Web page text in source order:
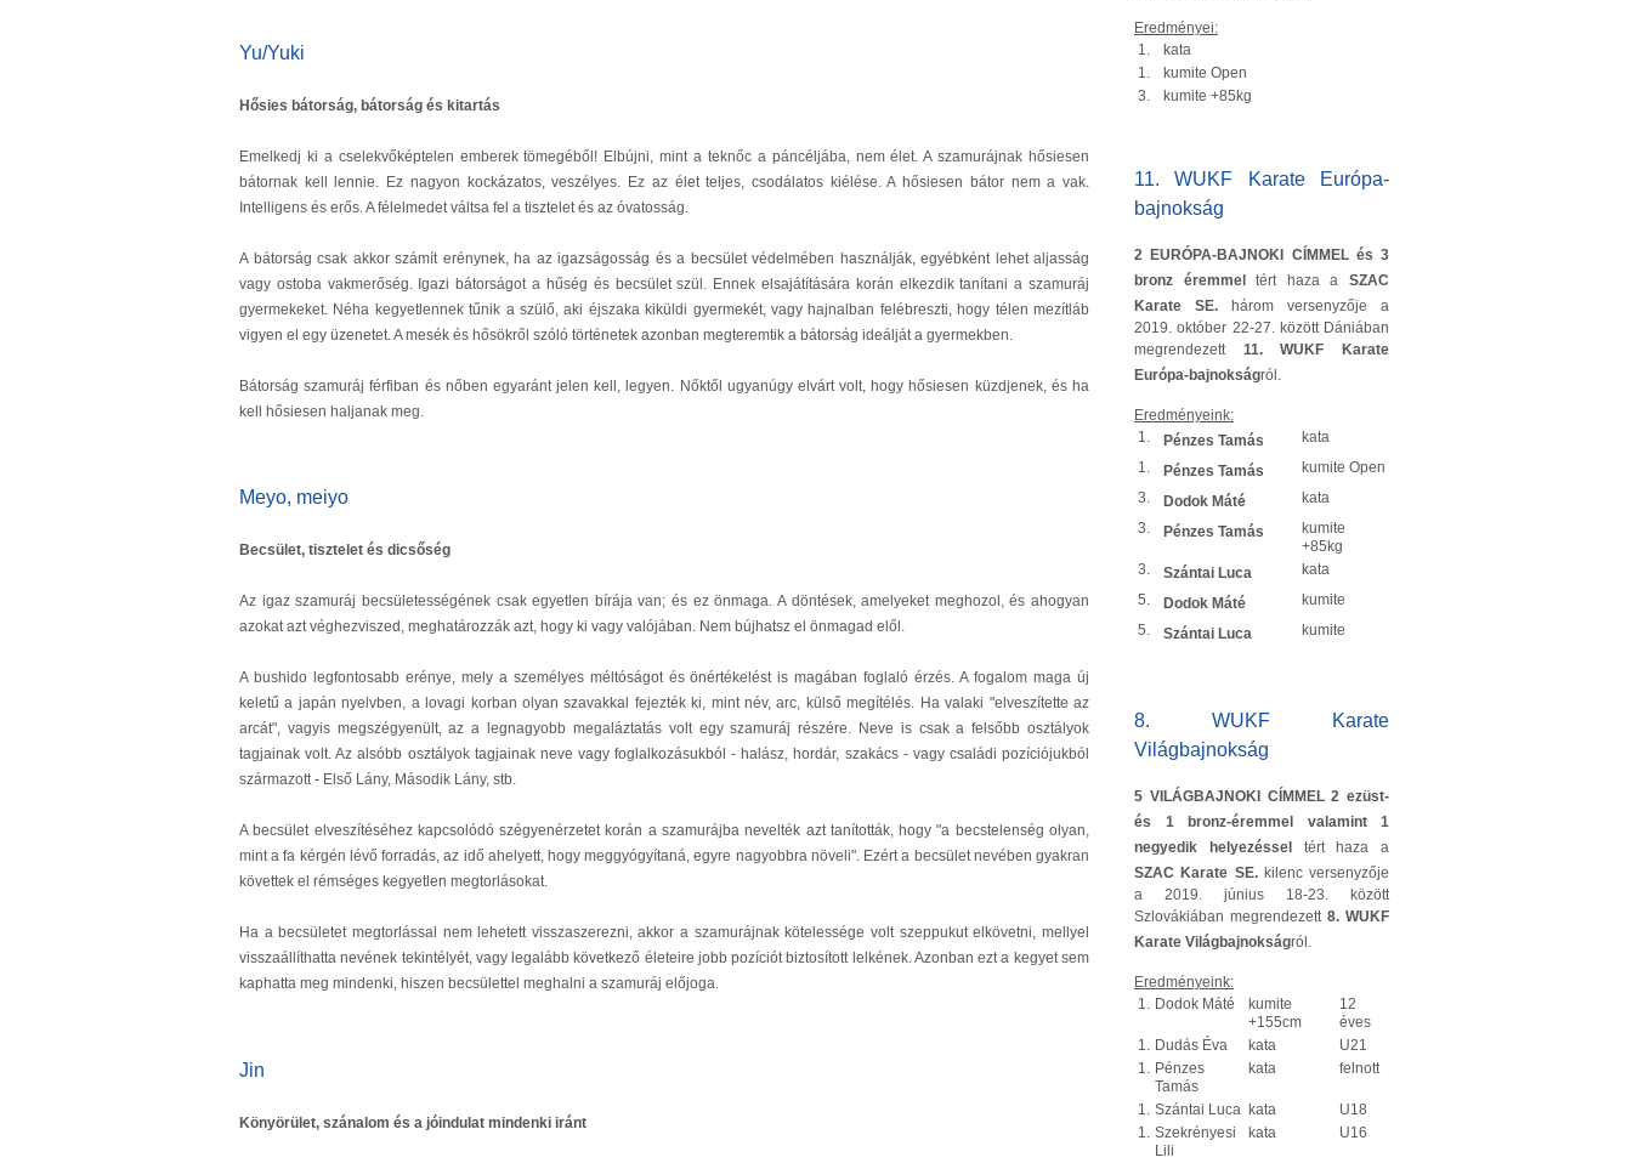
Yu/Yuki
Hősies bátorság, bátorság és kitartás
Emelkedj ki a cselekvőképtelen emberek tömegéből! Elbújni, mint a teknőc a páncéljába, nem élet. A szamurájnak hősiesen
bátornak kell lennie. Ez nagyon kockázatos, veszélyes. Ez az élet teljes, csodálatos kiélése. A hősiesen bátor nem a vak.
Intelligens és erős. A félelmedet váltsa fel a tisztelet és az óvatosság.
A bátorság csak akkor számít erénynek, ha az igazságosság és a becsület védelmében használják, egyébként lehet aljasság
vagy ostoba vakmerőség. Igazi bátorságot a hűség és becsület szül. Ennek elsajátítására korán elkezdik tanítani a szamuráj
gyermekeket. Néha kegyetlennek tűnik a szülő, aki éjszaka kiküldi gyermekét, vagy hajnalban felébreszti, hogy télen mezítláb
vigyen el egy üzenetet. A mesék és hősökről szóló történetek azonban megteremtik a bátorság ideálját a gyermekben.
Bátorság szamuráj férfiban és nőben egyaránt jelen kell, legyen. Nőktől ugyanúgy elvárt volt, hogy hősiesen küzdjenek, és ha
kell hősiesen haljanak meg.
Meyo, meiyo
Becsület, tisztelet és dicsőség
Az igaz szamuráj becsületességének csak egyetlen bírája van; és ez önmaga. A döntések, amelyeket meghozol, és ahogyan
azokat azt véghezviszed, meghatározzák azt, hogy ki vagy valójában. Nem bújhatsz el önmagad elől.
A bushido legfontosabb erénye, mely a személyes méltóságot és önértékelést is magában foglaló érzés. A fogalom maga új
keletű a japán nyelvben, a lovagi korban olyan szavakkal fejezték ki, mint név, arc, külső megítélés. Ha valaki "elveszítette az
arcát", vagyis megszégyenült, az a legnagyobb megaláztatás volt egy szamuráj részére. Neve is csak a felsőbb osztályok
tagjainak volt. Az alsóbb osztályok tagjainak neve vagy foglalkozásukból - halász, hordár, szakács - vagy családi pozíciójukból
származott - Első Lány, Második Lány, stb.
A becsület elveszítéséhez kapcsolódó szégyenérzetet korán a szamurájba nevelték azt tanították, hogy "a becstelenség olyan,
mint a fa kérgén lévő forradás, az idő ahelyett, hogy meggyógyítaná, egyre nagyobbra növeli". Ezért a becsület nevében gyakran
követtek el rémséges kegyetlen megtorlásokat.
Ha a becsületet megtorlással nem lehetett visszaszerezni, akkor a szamurájnak kötelessége volt szeppukut elkövetni, mellyel
visszaállíthatta nevének tekintélyét, vagy legalább következő életeire jobb pozíciót biztosított lelkének. Azonban ezt a kegyet sem
kaphatta meg mindenki, hiszen becsülettel meghalni a szamuráj előjoga.
Jin
Könyörület, szánalom és a jóindulat mindenki iránt
Eredményei:
1.
kata
1.
kumite Open
3.
kumite +85kg
11. WUKF Karate Európa-
bajnokság
2 EURÓPA-BAJNOKI CÍMMEL és 3
bronz éremmeltért haza aSZAC
Karate SE. három versenyzője a
2019. október 22-27. között Dániában
megrendezett 11. WUKF Karate
Európa-bajnokságról.
Eredményeink:
1.
Pénzes Tamás
kata
1.
Pénzes Tamás
kumite Open
3.
Dodok Máté
kata
3.
Pénzes Tamás
kumite
+85kg
3.
Szántai Luca
kata
5.
Dodok Máté
kumite
5.
Szántai Luca kumite
8. WUKF Karate
Világbajnokság
5 VILÁGBAJNOKI CÍMMEL 2 ezüst-
és 1 bronz-éremmel valamint 1
negyedik helyezésseltért haza a
SZAC Karate SE.kilenc versenyzője
a 2019. június 18-23. között
Szlovákiában megrendezett 8. WUKF
Karate Világbajnokságról.
Eredményeink:
1.
Dodok Máté
kumite
+155cm
12
éves
1.
Dudás Éva kata
U21
1.
Pénzes
Tamás
kata felnott
1. Szántai Luca kata
U18
1.
Szekrényesi
Lili
kata U16